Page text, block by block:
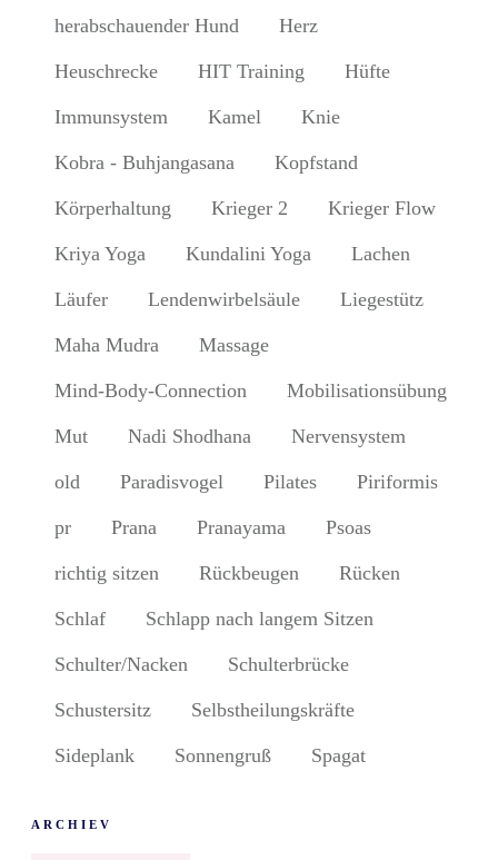
herabschauender Hund Herz
Heuschrecke HIT Training Hüfte
Immunsystem Kamel Knie
Kobra - Buhjangasana Kopfstand
Körperhaltung Krieger 2 Krieger Flow
Kriya Yoga Kundalini Yoga Lachen
Läufer Lendenwirbelsäule Liegestütz
Maha Mudra Massage
Mind-Body-Connection Mobilisationsübung
Mut Nadi Shodhana Nervensystem
old Paradisvogel Pilates Piriformis
pr Prana Pranayama Psoas
richtig sitzen Rückbeugen Rücken
Schlaf Schlapp nach langem Sitzen
Schulter/Nacken Schulterbrücke
Schustersitz Selbstheilungskräfte
Sideplank Sonnengruß Spagat
ARCHIEV